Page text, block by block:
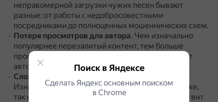
неправомерной загрузки чужих песен бывают
разные: от работы с недобросовестными
посредниками до полноценных мошеннических схем.
Потеря просмотров для автора. Чем изначально
популярнее перезалитый контент, тем больше
просмотров, собранных на копиях, недополучает
автор.
Сложность поиска оригинального трека
Изначальный трек бывает сложнее найти в поиске,
так как алгоритмы показывают более новый контент
Поиск в Яндексе
Сделать Яндекс основным поиском
в Сhrome